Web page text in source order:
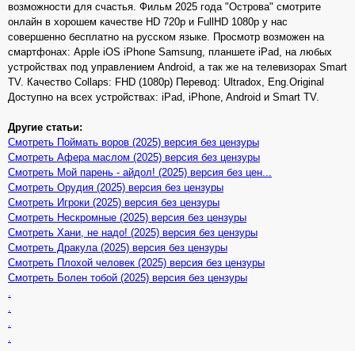
возможности для счастья. Фильм 2025 года "Острова" смотрите
онлайн в хорошем качестве HD 720p и FullHD 1080p у нас
совершенно бесплатно на русском языке. Просмотр возможен на
смартфонах: Apple iOS iPhone Samsung, планшете iPad, на любых
устройствах под управлением Android, а так же на телевизорах Smart
TV. Качество Collaps: FHD (1080p) Перевод: Ultradox, Eng.Original
Доступно на всех устройствах: iPad, iPhone, Android и Smart TV.
Другие статьи:
Смотреть Поймать воров (2025) версия без цензуры
Смотреть Афера маслом (2025) версия без цензуры
Смотреть Мой парень - айдол! (2025) версия без цен...
Смотреть Орудия (2025) версия без цензуры
Смотреть Игроки (2025) версия без цензуры
Смотреть Нескромные (2025) версия без цензуры
Смотреть Хани, не надо! (2025) версия без цензуры
Смотреть Дракула (2025) версия без цензуры
Смотреть Плохой человек (2025) версия без цензуры
Смотреть Болен тобой (2025) версия без цензуры
.
.
.
.